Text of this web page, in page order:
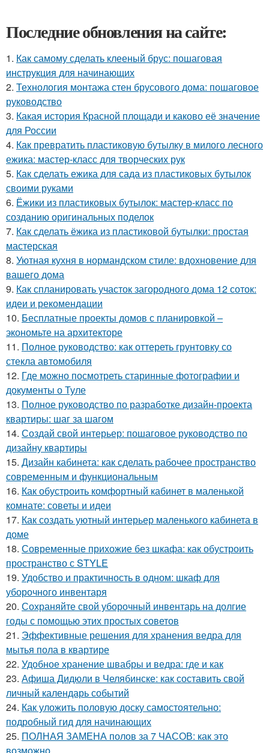
Последние обновления на сайте:
1. Как самому сделать клееный брус: пошаговая
инструкция для начинающих
2. Технология монтажа стен брусового дома: пошаговое
руководство
3. Какая история Красной площади и каково её значение
для России
4. Как превратить пластиковую бутылку в милого лесного
ежика: мастер-класс для творческих рук
5. Как сделать ежика для сада из пластиковых бутылок
своими руками
6. Ёжики из пластиковых бутылок: мастер-класс по
созданию оригинальных поделок
7. Как сделать ёжика из пластиковой бутылки: простая
мастерская
8. Уютная кухня в нормандском стиле: вдохновение для
вашего дома
9. Как спланировать участок загородного дома 12 соток:
идеи и рекомендации
10. Бесплатные проекты домов с планировкой –
экономьте на архитекторе
11. Полное руководство: как оттереть грунтовку со
стекла автомобиля
12. Где можно посмотреть старинные фотографии и
документы о Туле
13. Полное руководство по разработке дизайн-проекта
квартиры: шаг за шагом
14. Создай свой интерьер: пошаговое руководство по
дизайну квартиры
15. Дизайн кабинета: как сделать рабочее пространство
современным и функциональным
16. Как обустроить комфортный кабинет в маленькой
комнате: советы и идеи
17. Как создать уютный интерьер маленького кабинета в
доме
18. Современные прихожие без шкафа: как обустроить
пространство с STYLE
19. Удобство и практичность в одном: шкаф для
уборочного инвентаря
20. Сохраняйте свой уборочный инвентарь на долгие
годы с помощью этих простых советов
21. Эффективные решения для хранения ведра для
мытья пола в квартире
22. Удобное хранение швабры и ведра: где и как
23. Афиша Дидюли в Челябинске: как составить свой
личный календарь событий
24. Как уложить половую доску самостоятельно:
подробный гид для начинающих
25. ПОЛНАЯ ЗАМЕНА полов за 7 ЧАСОВ: как это